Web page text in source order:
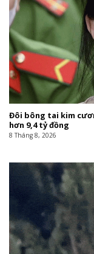
Đôi bông tai kim
hơn 9,4 tỷ đồng
8 Tháng 8, 2026